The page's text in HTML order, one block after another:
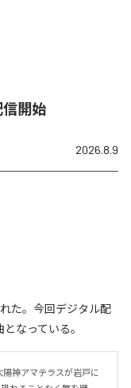
信開始
2026.8.9
た。今回デジタル配
なっている。
陽神アマテラスが岩戸に